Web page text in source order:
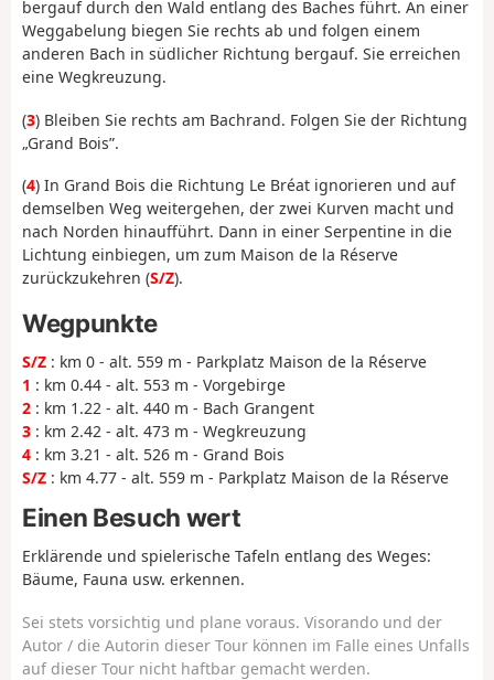
bergauf durch den Wald entlang des Baches führt. An einer
Weggabelung biegen Sie rechts ab und folgen einem
anderen Bach in südlicher Richtung bergauf. Sie erreichen
eine Wegkreuzung.
(3) Bleiben Sie rechts am Bachrand. Folgen Sie der Richtung
„Grand Bois”.
(4) In Grand Bois die Richtung Le Bréat ignorieren und auf
demselben Weg weitergehen, der zwei Kurven macht und
nach Norden hinaufführt. Dann in einer Serpentine in die
Lichtung einbiegen, um zum Maison de la Réserve
zurückzukehren (S/Z).
Wegpunkte
S/Z : km 0 - alt. 559 m - Parkplatz Maison de la Réserve
1 : km 0.44 - alt. 553 m - Vorgebirge
2 : km 1.22 - alt. 440 m - Bach Grangent
3 : km 2.42 - alt. 473 m - Wegkreuzung
4 : km 3.21 - alt. 526 m - Grand Bois
S/Z : km 4.77 - alt. 559 m - Parkplatz Maison de la Réserve
Einen Besuch wert
Erklärende und spielerische Tafeln entlang des Weges:
Bäume, Fauna usw. erkennen.
Sei stets vorsichtig und plane voraus. Visorando und der
Autor / die Autorin dieser Tour können im Falle eines Unfalls
auf dieser Tour nicht haftbar gemacht werden.